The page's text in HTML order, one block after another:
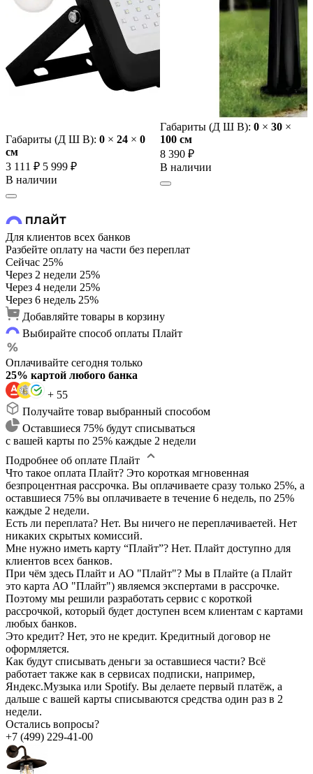
Габариты (Д Ш В): 0 × 24 × 0
cм
3 111 ₽ 5 999 ₽
В наличии
Габариты (Д Ш В): 0 × 30 ×
100 cм
8 390 ₽
В наличии
Для клиентов всех банков
Разбейте оплату на части без переплат
Сейчас 25%
Через 2 недели 25%
Через 4 недели 25%
Через 6 недель 25%
Добавляйте товары в корзину
Выбирайте способ оплаты Плайт
Оплачивайте сегодня только
25% картой любого банка
+ 55
Получайте товар выбранный способом
Оставшиеся 75% будут списываться
с вашей карты по 25% каждые 2 недели
Подробнее об оплате Плайт
Что такое оплата Плайт? Это короткая мгновенная
безпроцентная рассрочка. Вы оплачиваете сразу только 25%, а
оставшиеся 75% вы оплачиваете в течение 6 недель, по 25%
каждые 2 недели.
Есть ли переплата? Нет. Вы ничего не переплачиваетей. Нет
никаких скрытых комиссий.
Мне нужно иметь карту “Плайт”? Нет. Плайт доступно для
клиентов всех банков.
При чём здесь Плайт и АО "Плайт"? Мы в Плайте (а Плайт
это карта АО "Плайт") являемся экспертами в рассрочке.
Поэтому мы решили разработать сервис с короткой
рассрочкой, который будет доступен всем клиентам с картами
любых банков.
Это кредит? Нет, это не кредит. Кредитный договор не
оформляется.
Как будут списывать деньги за оставшиеся части? Всё
работает также как в сервисах подписки, например,
Яндекс.Музыка или Spotify. Вы делаете первый платёж, а
дальше с вашей карты списываются средства один раз в 2
недели.
Остались вопросы?
+7 (499) 229-41-00